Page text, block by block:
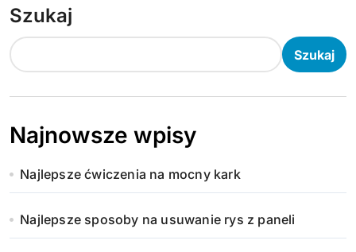
Szukaj
Szukaj
Najnowsze wpisy
Najlepsze ćwiczenia na mocny kark
Najlepsze sposoby na usuwanie rys z paneli